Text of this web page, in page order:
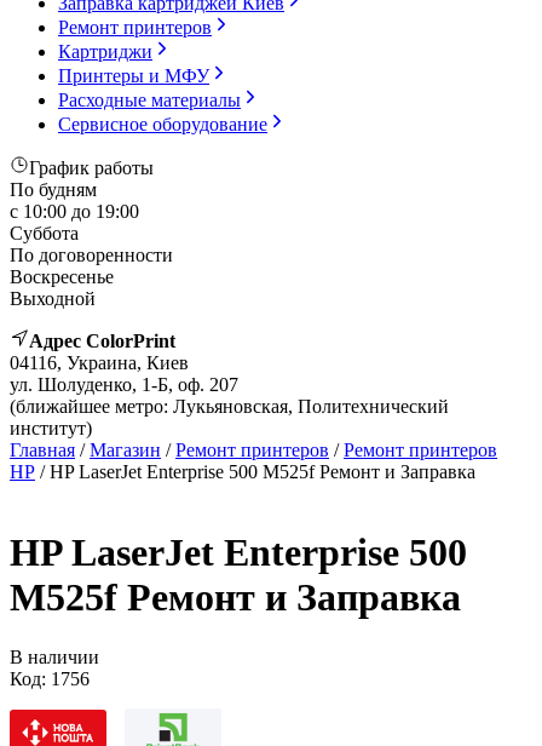
Ремонт принтеров
Картриджи
Принтеры и МФУ
Расходные материалы
Сервисное оборудование
График работы
По будням
с 10:00 до 19:00
Суббота
По договоренности
Воскресенье
Выходной
Адрес ColorPrint
04116, Украина, Киев
ул. Шолуденко, 1-Б, оф. 207
(ближайшее метро: Лукьяновская, Политехнический
институт)
Главная /Магазин /Ремонт принтеров /Ремонт принтеров
HP / HP LaserJet Enterprise 500 M525f Ремонт и Заправка
HP LaserJet Enterprise 500
M525f Ремонт и Заправка
В наличии
Код: 1756